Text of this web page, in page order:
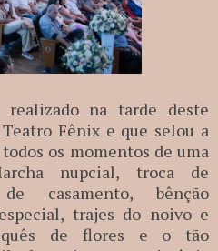
realizado na tarde deste
Fênix e que selou a
os momentos de uma
nupcial, troca de
casamento, bênção
trajes do noivo e
de flores e o tão